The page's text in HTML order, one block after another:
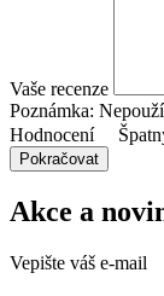
Vaše recenze
Poznámka:
Hodnocení
Pokračovat
Akce a
Vepište váš e-mail